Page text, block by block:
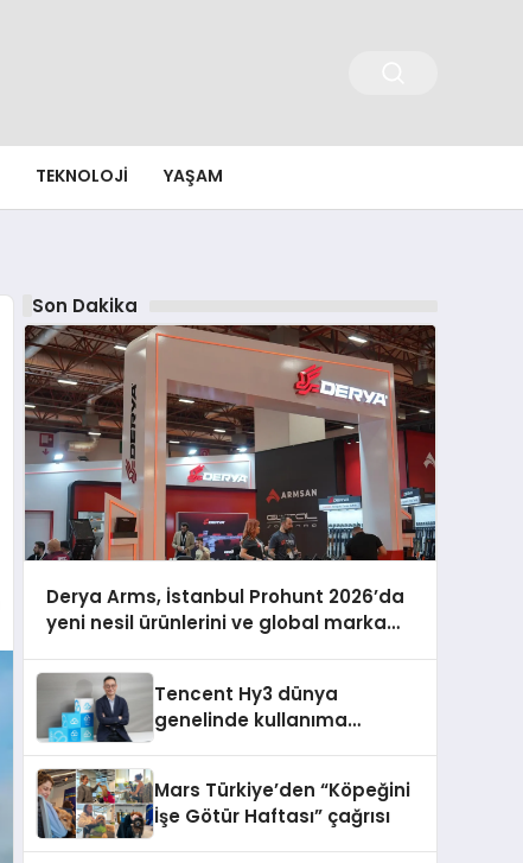
TEKNOLOJI YAŞAM
Son Dakika
Derya Arms, İstanbul Prohunt 2026’da
yeni nesil ürünlerini ve global marka
Tencent Hy3 dünya
genelinde kullanıma
Mars Türkiye’den “Köpeğini
İşe Götür Haftası” çağrısı